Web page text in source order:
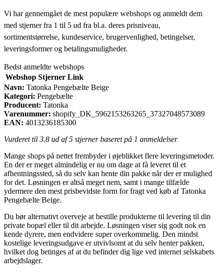
Vi har gennemgået de mest populære webshops og anmeldt dem
med stjerner fra 1 til 5 ud fra bl.a. deres prisniveau,
sortimentstørrelse, kundeservice, brugervenlighed, betingelser,
leveringsformer og betalingsmuligheder.
Bedst anmeldte webshops
Webshop Stjerner Link
Navn: Tatonka Pengebælte Beige
Kategori: Pengebælte
Producent: Tatonka
Varenummer: shopify_DK_5962153263265_37327048573089
EAN: 4013236185300
Vurderet til 3.8 ud af 5 stjerner baseret på 1 anmeldelser
Mange shops på nettet frembyder i øjeblikket flere leveringsmetoder.
En der er meget almindelig er nu om dage at få leveret til et
afhentningssted, så du selv kan hente din pakke når der er mulighed
for det. Løsningen er altså meget nem, samt i mange tilfælde
ydermere den mest prisbevidste form for fragt ved køb af Tatonka
Pengebælte Beige.
Du bør alternativt overveje at bestille produkterne til levering til din
private bopæl eller til dit arbejde. Løsningen viser sig godt nok en
kende dyrere, men endvidere super overkommelig. Den mindst
kostelige leveringsudgave er utvivlsomt at du selv henter pakken,
hvilket dog betinges af at du befinder dig lige ved internet selskabets
arbejdslager.